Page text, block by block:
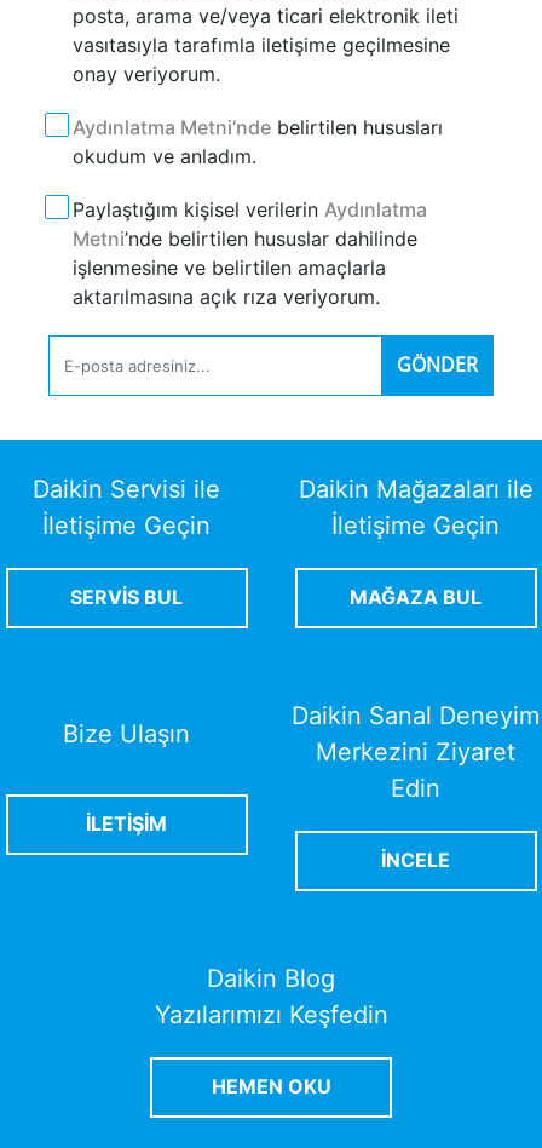
posta, arama ve/veya ticari elektronik ileti
vasıtasıyla tarafımla iletişime geçilmesine
onay veriyorum.
Aydınlatma Metni‘nde belirtilen hususları
okudum ve anladım.
Paylaştığım kişisel verilerin Aydınlatma
Metni’nde belirtilen hususlar dahilinde
işlenmesine ve belirtilen amaçlarla
aktarılmasına açık rıza veriyorum.
GÖNDER
Daikin Servisi ile
İletişime Geçin
SERVİS BUL
Daikin Mağazaları ile
İletişime Geçin
MAĞAZA BUL
Bize Ulaşın
İLETİŞİM
Daikin Sanal Deneyim
Merkezini Ziyaret
Edin
İNCELE
Daikin Blog
Yazılarımızı Keşfedin
HEMEN OKU